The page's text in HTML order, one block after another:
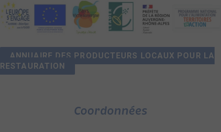
ANNUAIRE DES PRODUCTEURS LOCAUX POUR LA
RESTAURATION
Coordonnées